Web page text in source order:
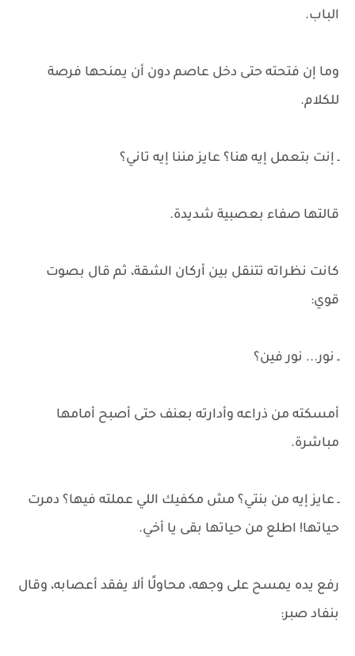
الباب.
وما إن فتحته حتى دخل عاصم دون أن يمنحها فرصة
للكلام.
ـ إنت بتعمل إيه هنا؟ عايز مننا إيه تاني؟
قالتها صفاء بعصبية شديدة.
كانت نظراته تتنقل بين أركان الشقة، ثم قال بصوت
قوي:
ـ نور... نور فين؟
أمسكته من ذراعه وأدارته بعنف حتى أصبح أمامها
مباشرة.
ـ عايز إيه من بنتي؟ مش مكفيك اللي عملته فيها؟ دمرت
حياتها! اطلع من حياتها بقى يا أخي.
رفع يده يمسح على وجهه، محاولًا ألا يفقد أعصابه، وقال
بنفاد صبر: